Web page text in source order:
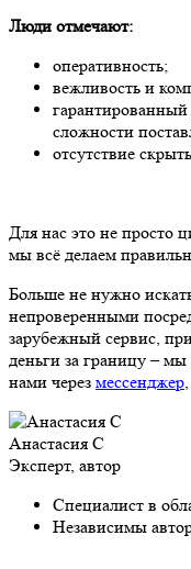
Люди отмечают:
оперативность;
вежливость и
гарантированный
сложности
отсутствие
Для нас это не просто
мы всё делаем
Больше не нужно
непроверенными
зарубежный сервис,
деньги за границу –
нами через мессенджер
Анастасия С
Эксперт, автор
Специалист в
Независимы